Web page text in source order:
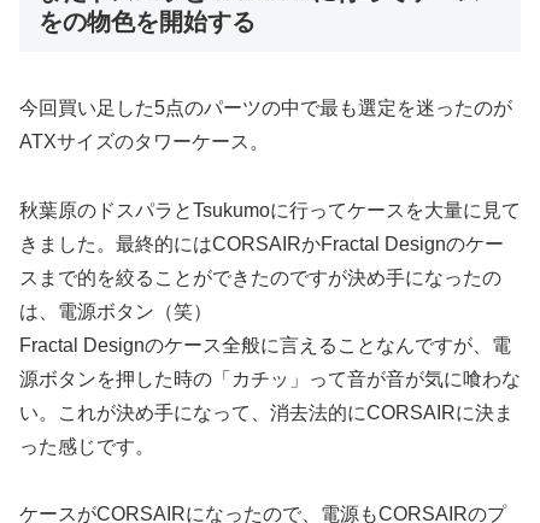
をの物色を開始する
今回買い足した5点のパーツの中で最も選定を迷ったのが
ATXサイズのタワーケース。
秋葉原のドスパラとTsukumoに行ってケースを大量に見て
きました。最終的にはCORSAIRかFractal Designのケー
スまで的を絞ることができたのですが決め手になったの
は、電源ボタン（笑）
Fractal Designのケース全般に言えることなんですが、電
源ボタンを押した時の「カチッ」って音が音が気に喰わな
い。これが決め手になって、消去法的にCORSAIRに決ま
った感じです。
ケースがCORSAIRになったので、電源もCORSAIRのプ